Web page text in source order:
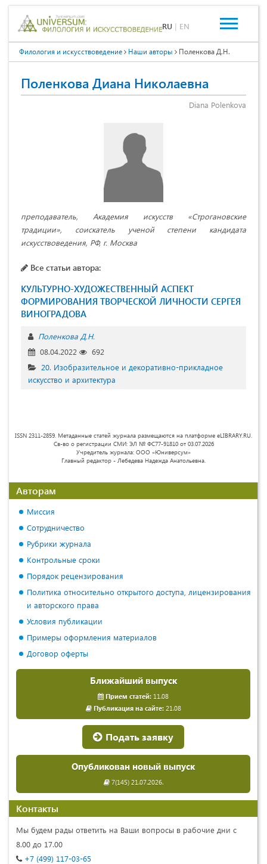
RU | EN
Филология и искусствоведение Наши авторы Поленкова Д.Н.
Поленкова Диана Николаевна
Diana Polenkova
преподаватель, Академия искусств «Строгановские
традиции», соискатель ученой степени кандидата
искусствоведения, РФ, г. Москва
Все статьи автора:
КУЛЬТУРНО-ХУДОЖЕСТВЕННЫЙ АСПЕКТ
ФОРМИРОВАНИЯ ТВОРЧЕСКОЙ ЛИЧНОСТИ СЕРГЕЯ
ВИНОГРАДОВА
Поленкова Д.Н.
08.04.2022
692
20. Изобразительное и декоративно-прикладное
искусство и архитектура
ISSN 2311-2859. Метаданные статей журнала размещаются на платформе eLIBRARY.RU.
Св-во о регистрации СМИ: ЭЛ № ФС77-91810 от 03.07.2026
Учредитель журнала: ООО «Юниверсум»
Главный редактор - Лебедева Надежда Анатольевна.
Авторам
Миссия
Сотрудничество
Рубрики журнала
Контрольные сроки
Порядок рецензирования
Политика относительно открытого доступа, лицензирования
и авторского права
Условия публикации
Примеры оформления материалов
Договор оферты
Ближайший выпуск
Прием статей: 11.08
Публикация на сайте:21.08
Подать заявку
Опубликован новый выпуск
7(145) 21.07.2026.
Контакты
Мы будем рады ответить на Ваши вопросы в рабочие дни с
8.00 до 17.00
+7 (499) 117-03-65